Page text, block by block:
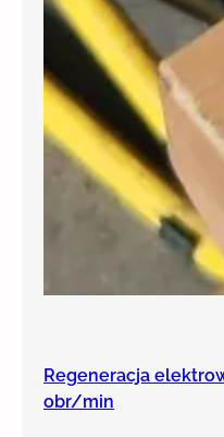
Regeneracja
obr/min